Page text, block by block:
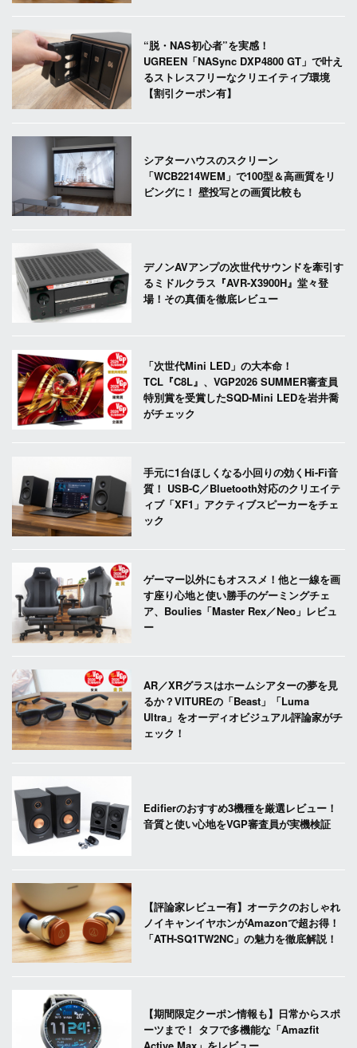
“脱・NAS初心者”を実感！
UGREEN「NASync DXP4800 GT」で叶え
るストレスフリーなクリエイティブ環境
【割引クーポン有】
シアターハウスのスクリーン
「WCB2214WEM」で100型＆高画質をリ
ビングに！ 壁投写との画質比較も
デノンAVアンプの次世代サウンドを牽引す
るミドルクラス『AVR-X3900H』堂々登
場！その真価を徹底レビュー
「次世代Mini LED」の大本命！
TCL『C8L』、VGP2026 SUMMER審査員
特別賞を受賞したSQD-Mini LEDを岩井喬
がチェック
手元に1台ほしくなる小回りの効くHi-Fi音
質！ USB-C／Bluetooth対応のクリエイテ
ィブ「XF1」アクティブスピーカーをチェ
ック
ゲーマー以外にもオススメ！他と一線を画
す座り心地と使い勝手のゲーミングチェ
ア、Boulies「Master Rex／Neo」レビュ
ー
AR／XRグラスはホームシアターの夢を見
るか？VITUREの「Beast」「Luma
Ultra」をオーディオビジュアル評論家がチ
ェック！
Edifierのおすすめ3機種を厳選レビュー！
音質と使い心地をVGP審査員が実機検証
【評論家レビュー有】オーテクのおしゃれ
ノイキャンイヤホンがAmazonで超お得！
「ATH-SQ1TW2NC」の魅力を徹底解説！
【期間限定クーポン情報も】日常からスポ
ーツまで！ タフで多機能な「Amazfit